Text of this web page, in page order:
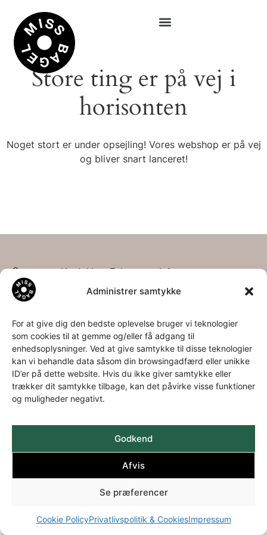
Administrer samtykke
For at give dig den bedste oplevelse bruger vi teknologier
som cookies til at gemme og/eller få adgang til
enhedsoplysninger. Ved at give samtykke til disse teknologier
kan vi behandle data såsom din browsingadfærd eller unikke
ID’er på dette website. Hvis du ikke giver samtykke eller
trækker dit samtykke tilbage, kan det påvirke visse funktioner
og muligheder negativt.
Godkend
Afvis
Se præferencer
Cookie PolicyPrivatlivspolitik & CookiesImpressum
Store ting er på vej i
horisonten
Noget stort er under opsejling! Vores webshop er på vej
og bliver snart lanceret!
Om os
Om os
historien
Download
kataloger
Kontakt
Bagel
ApS
Aa.
Louis-
Hansens
Allé 2
Espergærde
22 35 94
info@missbagel.dk
Følg os
LinkedIn
Instagram
Info
Privatspolitik
Cookies